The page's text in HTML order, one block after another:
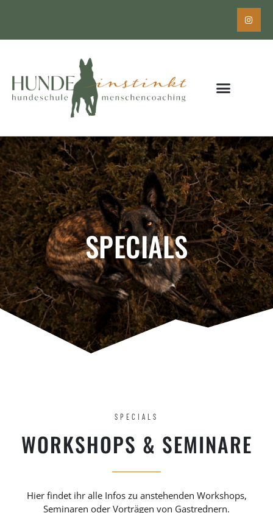
SPECIALS
SPECIALS
WORKSHOPS & SEMINARE
Hier findet ihr alle Infos zu anstehenden Workshops,
Seminaren oder Vorträgen von Gastrednern.